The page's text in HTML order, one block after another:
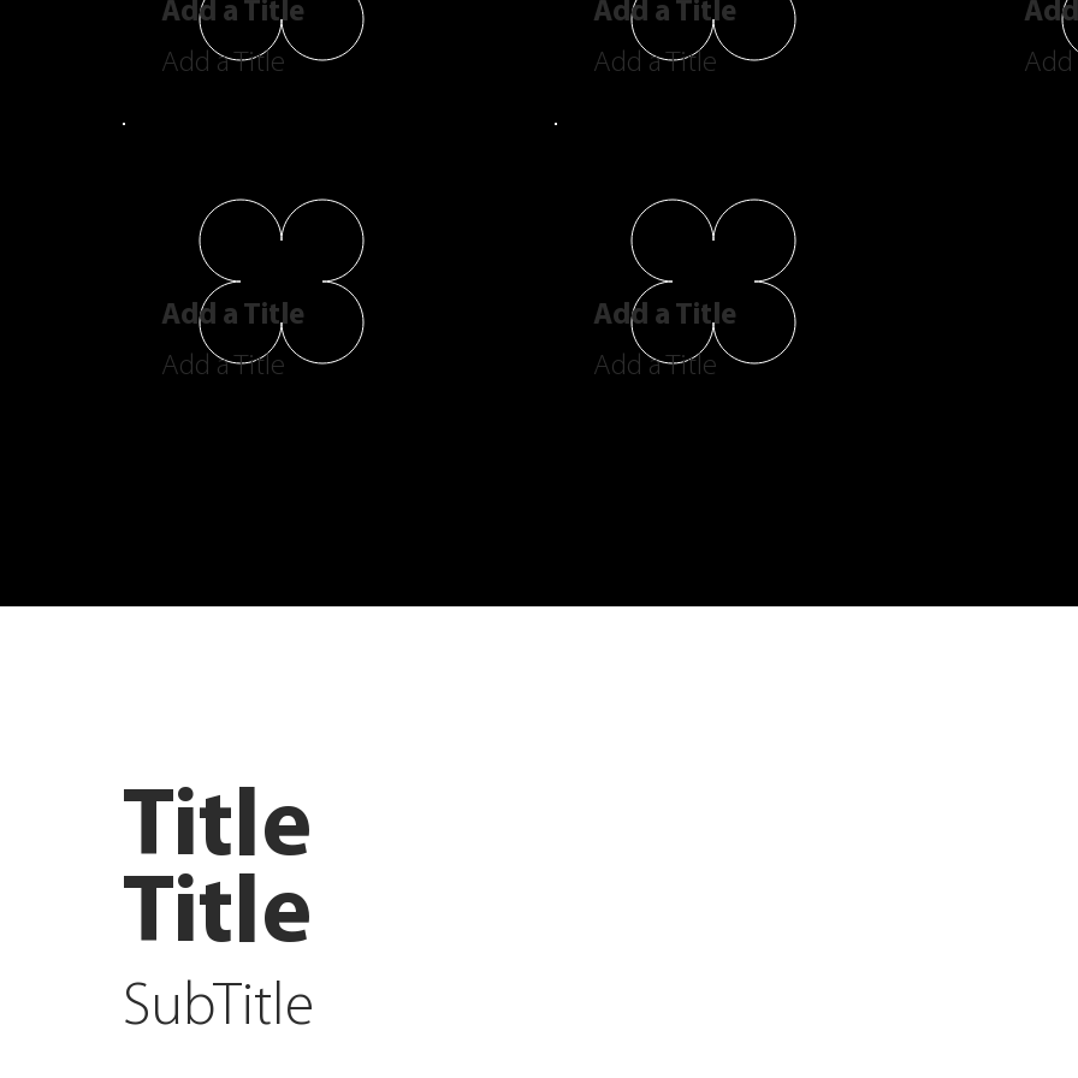
Add a Title
Add a Title
Add a Title
Add a Title
Add
Add a Title
Add a Title
Add a Title
Add a Title
Title
Title
SubTitle